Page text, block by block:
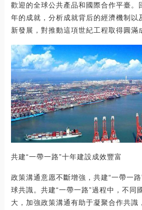
歡迎的全球公共產品和國際合作平臺。
年的成就，分析成就背后的經濟機制以
新發展，對推動這項世紀工程取得圓滿
共建“一帶一路”十年建設成效豐富
政策溝通意愿不斷增強，共建“一帶一
球共識。共建“一帶一路”過程中，不同
大，加強政策溝通有助于凝聚合作共識